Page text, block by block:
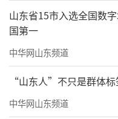
山东省15市入选全国数
国第一
中华网山东频道
“山东人”不只是群体
中华网山东频道